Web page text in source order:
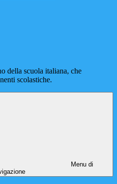
della scuola italiana, che
scolastiche.
Menu di